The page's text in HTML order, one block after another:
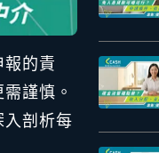
的責
謹慎。
入剖析每